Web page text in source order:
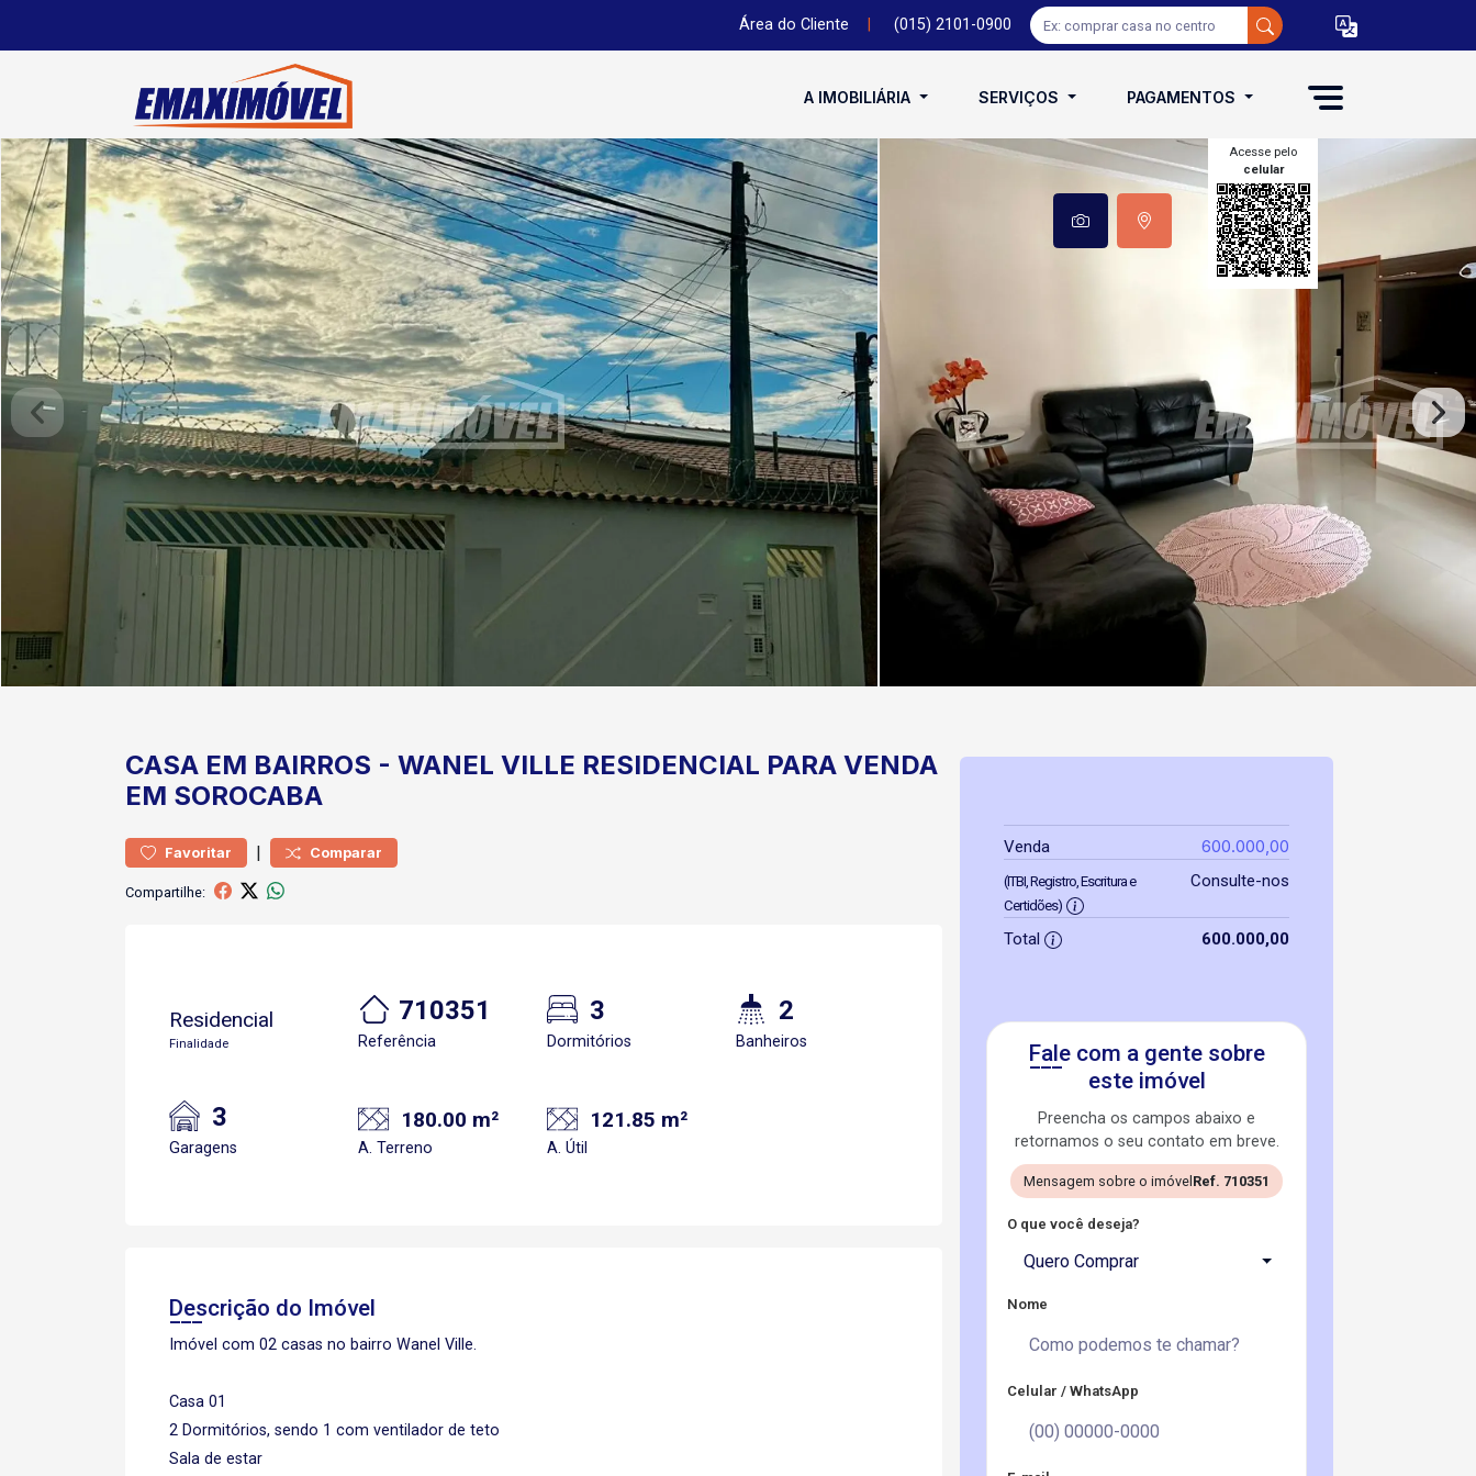
Área do Cliente (015) 2101-0900
A IMOBILIÁRIA SERVIÇOS PAGAMENTOS
Acesse pelo
celular
CASA EM BAIRROS - WANEL VILLE RESIDENCIAL PARA VENDA
EM SOROCABA
Favoritar | Comparar
Compartilhe:
Residencial
Finalidade
710351
Referência
3
Dormitórios
2
Banheiros
3
Garagens
180.00 m²
A. Terreno
121.85 m²
A. Útil
Descrição do Imóvel
Imóvel com 02 casas no bairro Wanel Ville.
Casa 01
2 Dormitórios, sendo 1 com ventilador de teto
Sala de estar
Venda 600.000,00
(ITBI, Registro, Escritura e
Certidões)
Consulte-nos
Total 600.000,00
Fale com a gente sobre
este imóvel
Preencha os campos abaixo e
retornamos o seu contato em breve.
Mensagem sobre o imóvel Ref. 710351
O que você deseja?
Quero Comprar
Nome
Celular / WhatsApp